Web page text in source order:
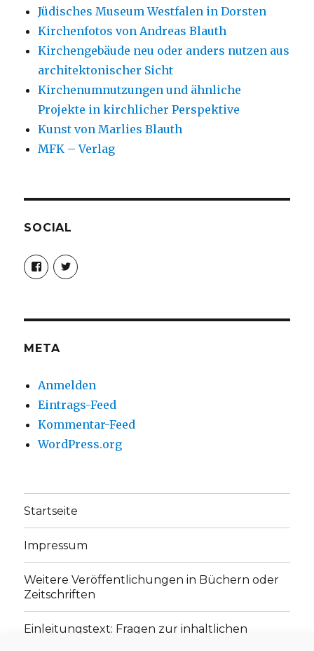
Jüdisches Museum Westfalen in Dorsten
Kirchenfotos von Andreas Blauth
Kirchengebäude neu oder anders nutzen aus
architektonischer Sicht
Kirchenumnutzungen und ähnliche
Projekte in kirchlicher Perspektive
Kunst von Marlies Blauth
MFK – Verlag
SOCIAL
Profil
von
christoph.fleischer1
anzeigen
Profil
von
anzeigen
META
Anmelden
Eintrags-Feed
Kommentar-Feed
WordPress.org
Startseite
Impressum
Weitere Veröffentlichungen in Büchern oder
Zeitschriften
Einleitungstext: Fragen zur inhaltlichen